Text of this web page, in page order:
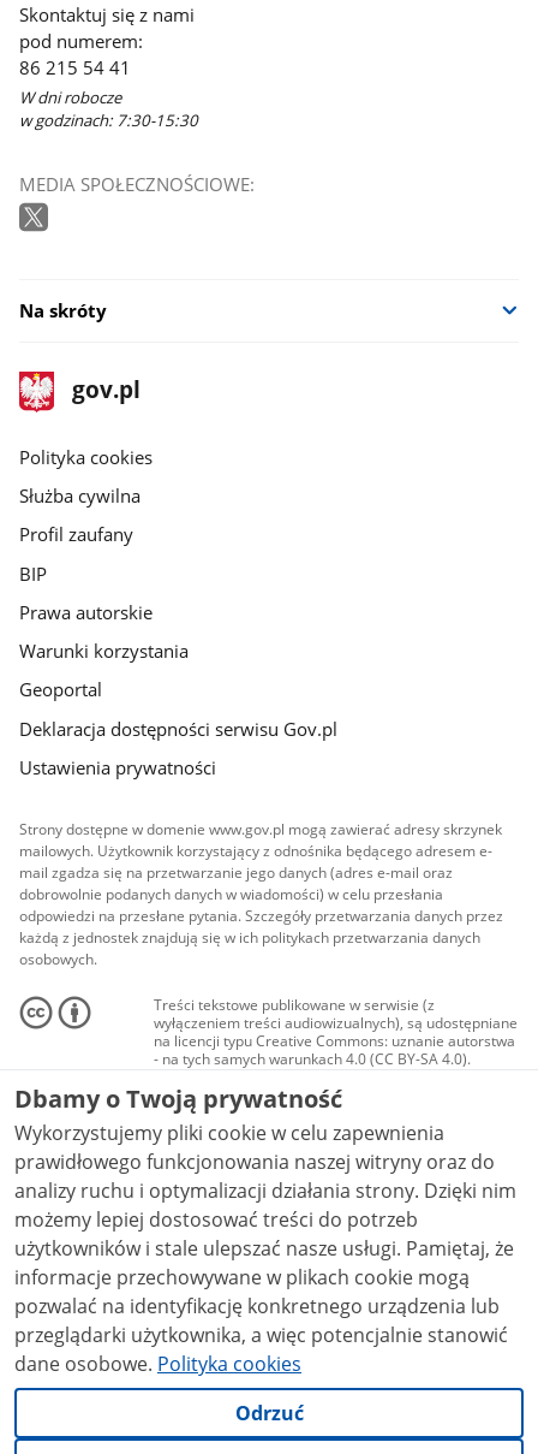
Skontaktuj się z nami
pod numerem:
86 215 54 41
W dni robocze
w godzinach: 7:30-15:30
MEDIA SPOŁECZNOŚCIOWE:
Na skróty
stopka
gov.pl
Strona
gov.pl
gov.pl
Polityka cookies
Służba cywilna
Profil zaufany
BIP
Prawa autorskie
Warunki korzystania
Geoportal
Deklaracja dostępności serwisu Gov.pl
Ustawienia prywatności
Strony dostępne w domenie www.gov.pl mogą zawierać adresy skrzynek
mailowych. Użytkownik korzystający z odnośnika będącego adresem e-
mail zgadza się na przetwarzanie jego danych (adres e-mail oraz
dobrowolnie podanych danych w wiadomości) w celu przesłania
odpowiedzi na przesłane pytania. Szczegóły przetwarzania danych przez
każdą z jednostek znajdują się w ich politykach przetwarzania danych
osobowych.
Treści tekstowe publikowane w serwisie (z
wyłączeniem treści audiowizualnych), są udostępniane
na licencji typu Creative Commons: uznanie autorstwa
- na tych samych warunkach 4.0 (CC BY-SA 4.0).
Materiały audiowizualne, w tym zdjęcia, materiały
audio i wideo, są udostępniane na licencji typu
Creative Commons: uznanie autorstwa użycie
niekomercyjne - bez utworów zależnych 4.0 (CC BY-
NC-ND 4.0), o ile nie jest to stwierdzone inaczej.
Dbamy o Twoją prywatność
Wykorzystujemy pliki cookie w celu zapewnienia
prawidłowego funkcjonowania naszej witryny oraz do
analizy ruchu i optymalizacji działania strony. Dzięki nim
możemy lepiej dostosować treści do potrzeb
użytkowników i stale ulepszać nasze usługi. Pamiętaj, że
informacje przechowywane w plikach cookie mogą
pozwalać na identyfikację konkretnego urządzenia lub
przeglądarki użytkownika, a więc potencjalnie stanowić
dane osobowe. Polityka cookies
Odrzuć